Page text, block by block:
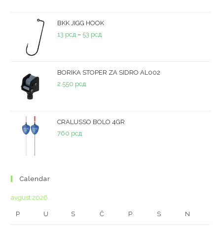
BKK JIGG HOOK
13 рсд – 53 рсд
BORIKA STOPER ZA SIDRO AL002
2.550 рсд
CRALUSSO BOLO 4GR
760 рсд
Calendar
avgust 2026.
P U S Č P S N